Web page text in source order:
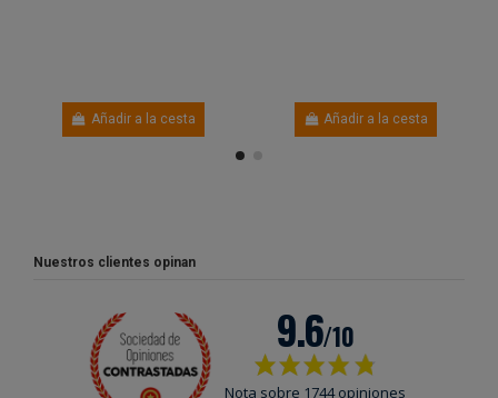
Añadir a la cesta Añadir a la cesta
Nuestros clientes opinan